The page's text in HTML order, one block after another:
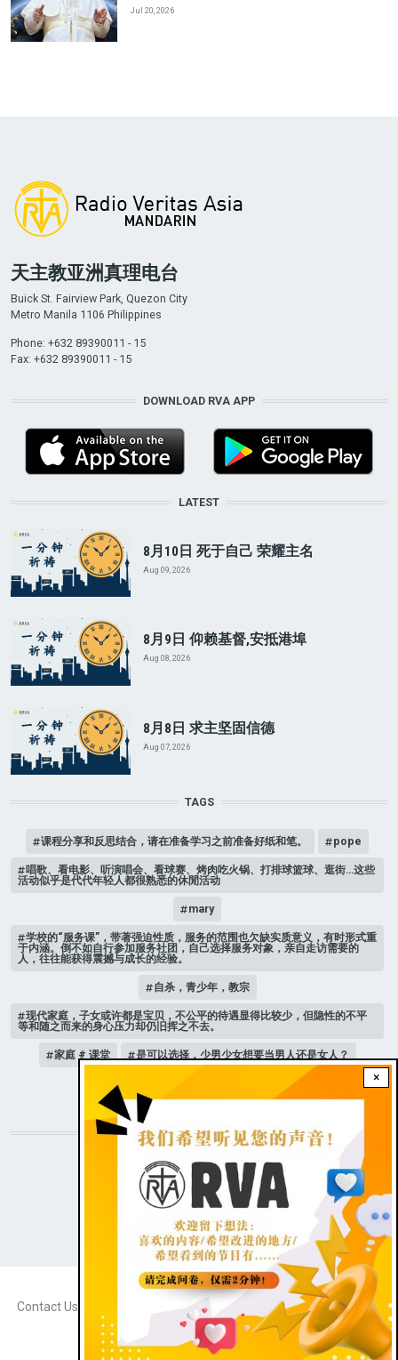
Jul 20, 2026
×
天主教亚洲真理电台
Buick St. Fairview Park, Quezon City
Metro Manila 1106 Philippines
Phone: +632 89390011 - 15
Fax: +632 89390011 - 15
DOWNLOAD RVA APP
LATEST
8月10日 死于自己 荣耀主名
Aug 09, 2026
8月9日 仰赖基督,安抵港埠
Aug 08, 2026
8月8日 求主坚固信德
Aug 07, 2026
TAGS
课程分享和反思结合，请在准备学习之前准备好纸和笔。 pope
唱歌、看电影、听演唱会、看球赛、烤肉吃火锅、打排球篮球、逛街…这些
活动似乎是代代年轻人都很熟悉的休閒活动
mary
学校的“服务课”，带著强迫性质，服务的范围也欠缺实质意义，有时形式重
于内涵。倒不如自行参加服务社团，自己选择服务对象，亲自走访需要的
人，往往能获得震撼与成长的经验。
自杀，青少年，教宗
现代家庭，子女或许都是宝贝，不公平的待遇显得比较少，但隐性的不平
等和随之而来的身心压力却仍旧挥之不去。
家庭 # 课堂 是可以选择，少男少女想要当男人还是女人？
STAY CONNECTED WITH US!
Radio Veritas Asia © 2023
Contact Us
Dark theme